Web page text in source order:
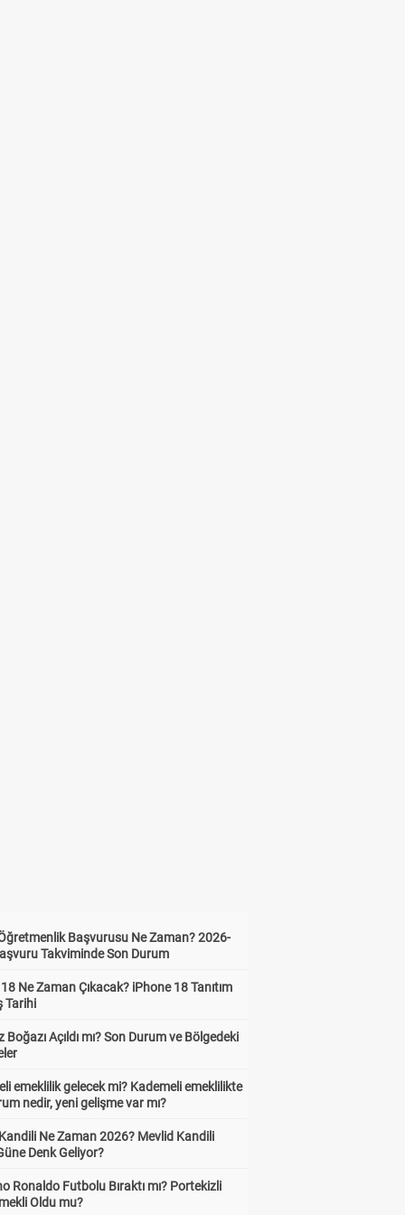
Başvurusu Ne Zaman? 2026-
Takviminde Son Durum
Ne Zaman Çıkacak? iPhone 18 Tanıtım
Tarihi
Boğazı Açıldı mı? Son Durum ve Bölgedeki
emeklilik gelecek mi? Kademeli emeklilikte
nedir, yeni gelişme var mı?
Ne Zaman 2026? Mevlid Kandili
Denk Geliyor?
Ronaldo Futbolu Bıraktı mı? Portekizli
Oldu mu?